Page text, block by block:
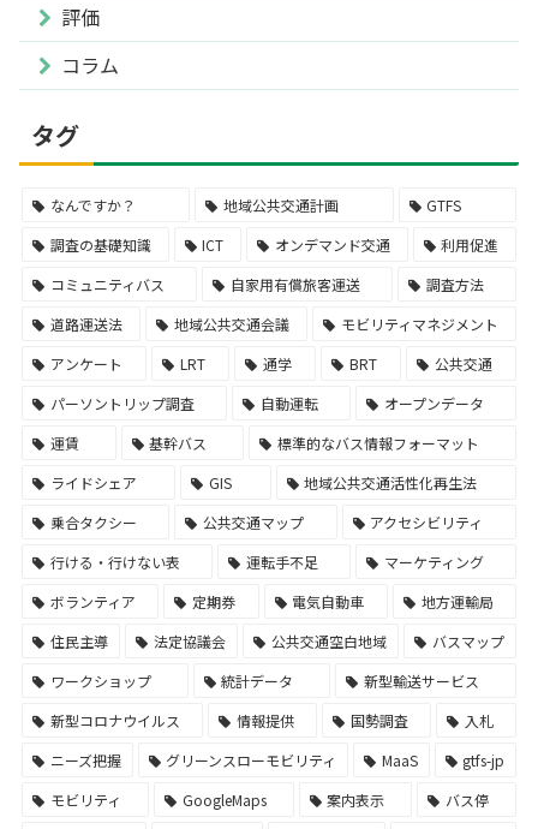
評価
コラム
タグ
なんですか？ 地域公共交通計画
GTFS
調査の基礎知識
ICT オンデマンド交通
利用促進
コミュニティバス
自家用有償旅客運送
調査方法
道路運送法
地域公共交通会議
モビリティマネジメント
アンケート
LRT 通学 BRT
公共交通
パーソントリップ調査
自動運転
オープンデータ
運賃
基幹バス
標準的なバス情報フォーマット
ライドシェア
GIS
地域公共交通活性化再生法
乗合タクシー
公共交通マップ
アクセシビリティ
行ける・行けない表
運転手不足
マーケティング
ボランティア
定期券 電気自動車
地方運輸局
住民主導
法定協議会 公共交通空白地域
バスマップ
ワークショップ
統計データ
新型輸送サービス
新型コロナウイルス
情報提供 国勢調査
入札
ニーズ把握
グリーンスローモビリティ MaaS
gtfs-jp
モビリティ
GoogleMaps 案内表示
バス停